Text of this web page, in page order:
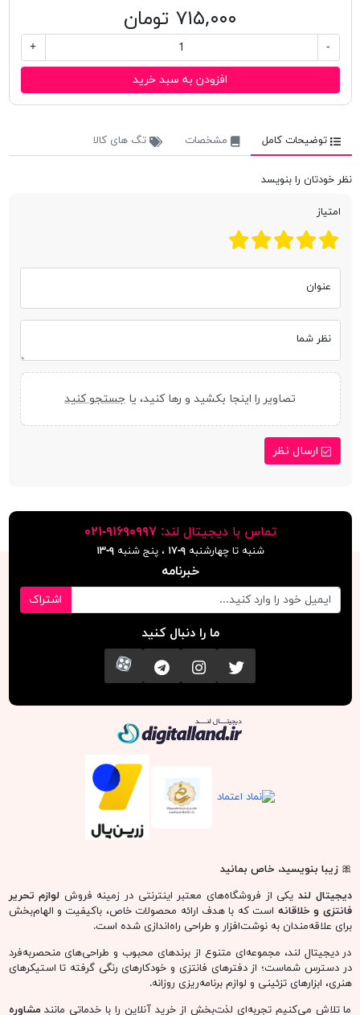
۷۱۵,۰۰۰ تومان
-
+
افزودن به سبد خرید
توضیحات کامل مشخصات تگ های کالا
نظر خودتان را بنویسد
امتیاز
عنوان
نظر شما
تصاویر را اینجا بکشید و رها کنید، یا جستجو کنید
ارسال نظر
تماس با دیجیتال لند:٩١۶٩٠٩٩٧-٠٢١
شنبه تا چهارشنبه۹-۱۷ ، پنج شنبه۹-١٣
خبرنامه
اشتراک
ما را دنبال کنید
تویتر اینستاگرامکانال تلگرام
آپارات
🎀زیبا بنویسید، خاص بمانید
دیجیتال لند یکی از فروشگاه‌های معتبر اینترنتی در زمینه فروش لوازم تحریر
فانتزی و خلاقانه است که با هدف ارائه محصولات خاص، باکیفیت و الهام‌بخش
برای علاقه‌مندان به نوشت‌افزار و طراحی راه‌اندازی شده است.
در دیجیتال لند، مجموعه‌ای متنوع از برندهای محبوب و طراحی‌های منحصربه‌فرد
در دسترس شماست؛ از دفترهای فانتزی و خودکارهای رنگی گرفته تا استیکرهای
هنری، ابزارهای تزئینی و لوازم برنامه‌ریزی روزانه.
ما تلاش می‌کنیم تجربه‌ای لذت‌بخش از خرید آنلاین را با خدماتی مانندمشاوره